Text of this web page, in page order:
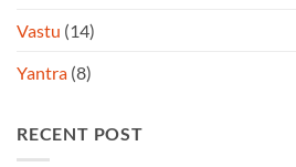
Vastu (14)
Yantra (8)
RECENT POST